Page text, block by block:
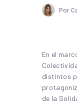
Por
En el
distintos
de la